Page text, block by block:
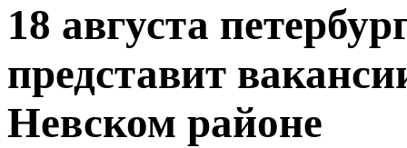
18 августа
представит
Невском районе